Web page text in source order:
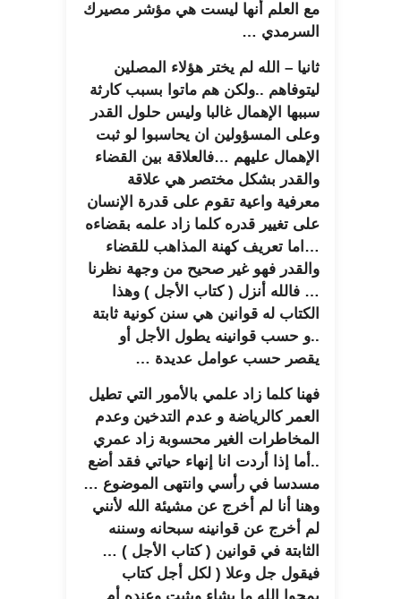
مع العلم أنها ليست هي مؤشر مصيرك
السرمدي …
ثانيا – الله لم يختر هؤلاء المصلين
ليتوفاهم ..ولكن هم ماتوا بسبب كارثة
سببها الإهمال غالبا وليس حلول القدر
وعلى المسؤولين ان يحاسبوا لو ثبت
الإهمال عليهم …فالعلاقة بين القضاء
والقدر بشكل مختصر هي علاقة
معرفية واعية تقوم على قدرة الإنسان
على تغيير قدره كلما زاد علمه بقضاءه
…اما تعريف كهنة المذاهب للقضاء
والقدر فهو غير صحيح من وجهة نظرنا
… فالله أنزل ( كتاب الأجل ) وهذا
الكتاب له قوانين هي سنن كونية ثابتة
..و حسب قوانينه يطول الأجل أو
يقصر حسب عوامل عديدة …
فهنا كلما زاد علمي بالأمور التي تطيل
العمر كالرياضة و عدم التدخين وعدم
المخاطرات الغير محسوبة زاد عمري
..أما إذا أردت انا إنهاء حياتي فقد أضع
مسدسا في رأسي وانتهى الموضوع …
وهنا أنا لم أخرج عن مشيئة الله لأنني
لم أخرج عن قوانينه سبحانه وسننه
الثابتة في قوانين ( كتاب الأجل ) …
فيقول جل وعلا ( لكل أجل كتاب